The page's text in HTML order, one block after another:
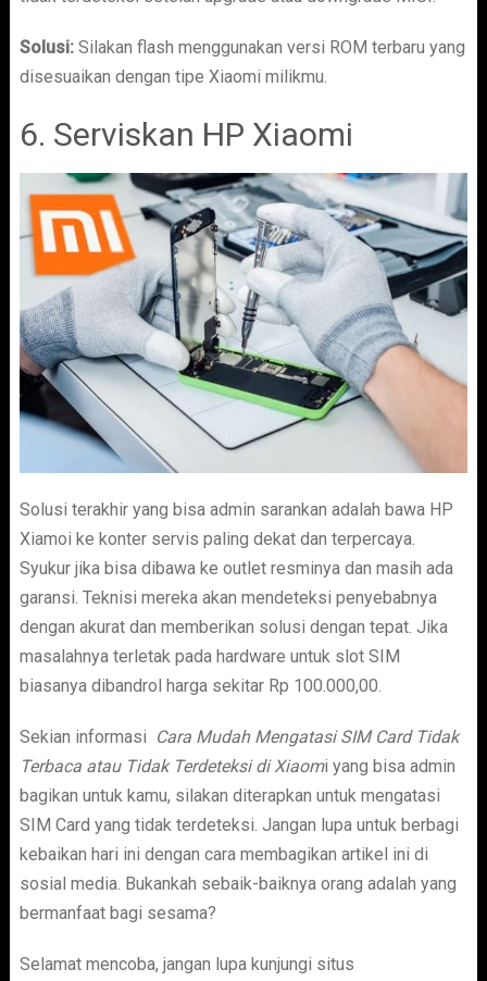
Solusi:Silakan flash menggunakan versi ROM terbaru yang
disesuaikan dengan tipe Xiaomi milikmu.
6. Serviskan HP Xiaomi
Solusi terakhir yang bisa admin sarankan adalah bawa HP
Xiamoi ke konter servis paling dekat dan terpercaya.
Syukur jika bisa dibawa ke outlet resminya dan masih ada
garansi. Teknisi mereka akan mendeteksi penyebabnya
dengan akurat dan memberikan solusi dengan tepat. Jika
masalahnya terletak pada hardware untuk slot SIM
biasanya dibandrol harga sekitar Rp 100.000,00.
Sekian informasi Cara Mudah Mengatasi SIM Card Tidak
Terbaca atau Tidak Terdeteksi di Xiaomi yang bisa admin
bagikan untuk kamu, silakan diterapkan untuk mengatasi
SIM Card yang tidak terdeteksi. Jangan lupa untuk berbagi
kebaikan hari ini dengan cara membagikan artikel ini di
sosial media. Bukankah sebaik-baiknya orang adalah yang
bermanfaat bagi sesama?
Selamat mencoba, jangan lupa kunjungi situs